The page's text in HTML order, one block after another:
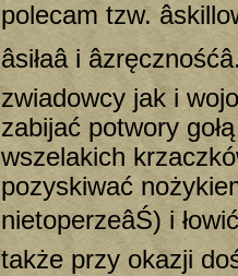
polecam tzw.
âsiłaâ i
zwiadowcy jak i
zabijać potwory
wszelakich
pozyskiwać
nietoperzeâŚ) i
także przy okazji